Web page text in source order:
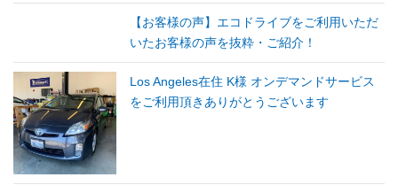
【お客様の声】エコドライブをご利用いただ
いたお客様の声を抜粋・ご紹介！
Los Angeles在住 K様 オンデマンドサービス
をご利用頂きありがとうございます